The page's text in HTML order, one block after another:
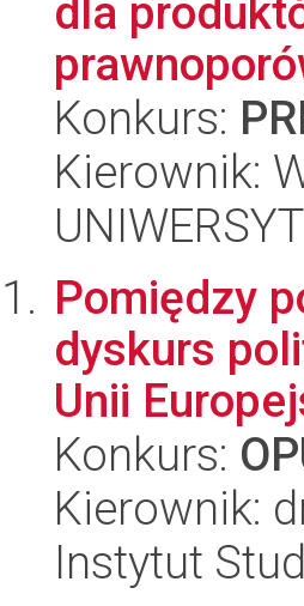
dla
Konkurs:
Kierownik:
Pomiędzy
dyskurs
Unii
Konkurs:
Kierownik:
Instytut